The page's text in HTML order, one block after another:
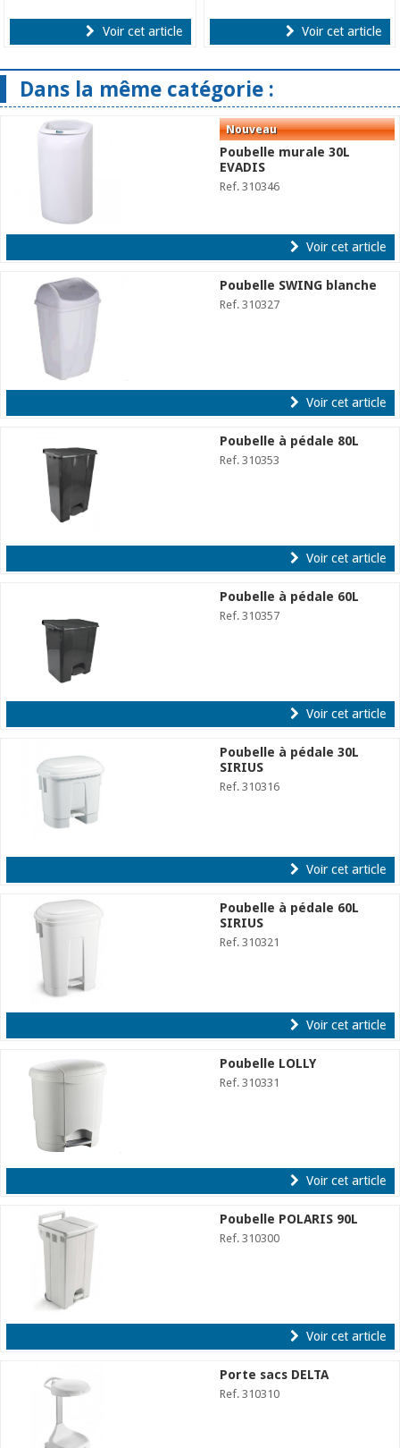
Voir cet article Voir cet article
Dans la même catégorie :
Poubelle murale 30L
EVADIS
Ref. 310346
Voir cet article
Poubelle SWING blanche
Ref. 310327
Voir cet article
Poubelle à pédale 80L
Ref. 310353
Voir cet article
Poubelle à pédale 60L
Ref. 310357
Voir cet article
Poubelle à pédale 30L
SIRIUS
Ref. 310316
Voir cet article
Poubelle à pédale 60L
SIRIUS
Ref. 310321
Voir cet article
Poubelle LOLLY
Ref. 310331
Voir cet article
Poubelle POLARIS 90L
Ref. 310300
Voir cet article
Porte sacs DELTA
Ref. 310310